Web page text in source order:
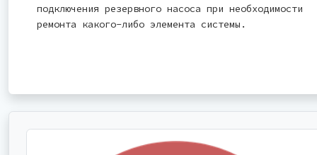
подключения резервного насоса при необходимости
ремонта какого-либо элемента системы.